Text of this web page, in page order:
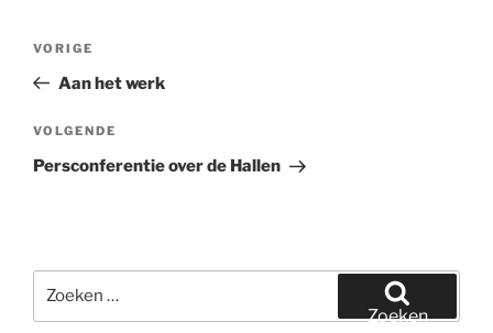
Vorig
bericht
VORIGE
Aan het werk
Volgend
bericht
VOLGENDE
Persconferentie over de Hallen
naar:
Zoeken